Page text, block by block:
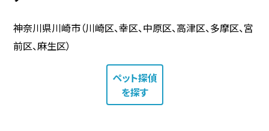
神奈川県川崎市（川崎区、幸区、中原区、高津区、多摩区、宮
前区、麻生区）
ペット探偵
を探す